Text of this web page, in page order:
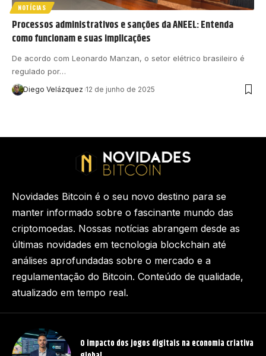
NOTÍCIAS
Processos administrativos e sanções da ANEEL: Entenda
como funcionam e suas implicações
De acordo com Leonardo Manzan, o setor elétrico brasileiro é
regulado por…
Diego Velázquez 12 de junho de 2025
O impacto dos jogos digitais na economia criativa
Novidades Bitcoin é o seu novo destino para se
manter informado sobre o fascinante mundo das
criptomoedas. Nossas notícias abrangem desde as
últimas novidades em tecnologia blockchain até
análises aprofundadas sobre o mercado e a
regulamentação do Bitcoin. Conteúdo de qualidade,
atualizado em tempo real.